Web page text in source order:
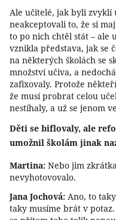
Ale učitelé, jak byli zvyklí
neakceptovali to, že si
to po nich chtěl stát – ale
vznikla představa, jak se
na některých školách se
množství učiva, a
zafixovaly. Protože
že musí probrat celou
nestíhaly, a už se jenom
Děti se biflovaly, ale
umožnil školám jinak
Martina: Nebo jim
nevyhotovovalo.
Jana Jochová: Ano, to
taky musíme brát v